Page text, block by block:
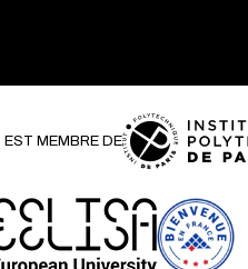
MEMBRE DE